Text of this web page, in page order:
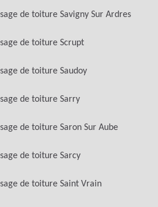
de toiture Savigny Sur Ardres
de toiture Scrupt
de toiture Saudoy
de toiture Sarry
de toiture Saron Sur Aube
de toiture Sarcy
de toiture Saint Vrain